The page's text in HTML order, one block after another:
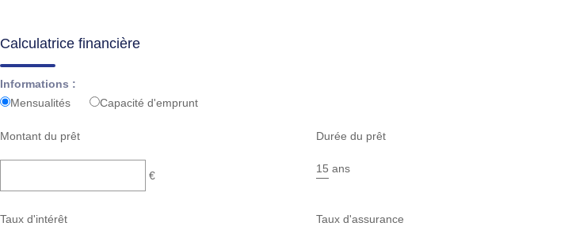
Calculatrice financière
Informations :
Mensualités
Capacité d'emprunt
Montant du prêt
€
Durée du prêt
ans
Taux d'intérêt Taux d'assurance